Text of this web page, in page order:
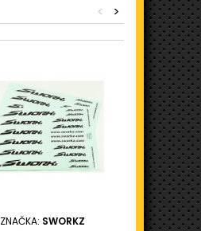
>
<
ZNAČKA: SWORKZ